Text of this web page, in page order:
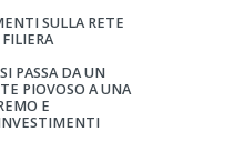
SULLA RETE
PASSA DA UN
PIOVOSO A UNA
E